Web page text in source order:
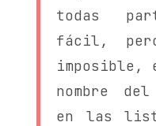
todas
fácil,
imposible,
nombre
en las